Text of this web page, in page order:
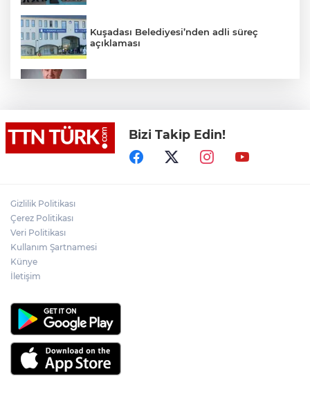
Kuşadası Belediyesi’nden adli süreç
açıklaması
Yeni aldığı motosikletle kaza yapan genç
gözyaşları arasında toprağa verildi
Cumhurbaşkanı Erdoğan, Suudi
Bizi Takip Edin!
Gizlilik Politikası
Çerez Politikası
Veri Politikası
Kullanım Şartnamesi
Künye
İletişim